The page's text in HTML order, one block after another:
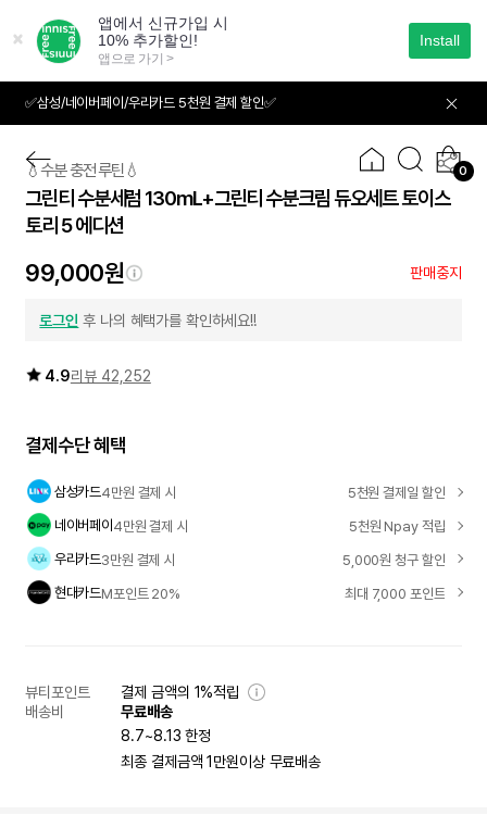
가
✅삼성/네이버페이/우리카드 5천원 결제 할인✅
0
01 05
💧수분 충전 루틴💧
그린티 수분세럼 130mL+그린티 수분크림 듀오세트 토이스
토리 5 에디션
99,000원 판매중지
로그인 후 나의 혜택가를 확인하세요!!
4.9리뷰 42,252
결제수단 혜택
삼성카드4만원 결제 시
5천원 결제일 할인
네이버페이4만원 결제 시
5천원 Npay 적립
우리카드3만원 결제 시
5,000원 청구 할인
현대카드M포인트 20% 최대 7,000 포인트
뷰티포인트
결제 금액의 1%적립
배송비
무료배송
8.7~8.13 한정
최종 결제금액 1만원이상 무료배송